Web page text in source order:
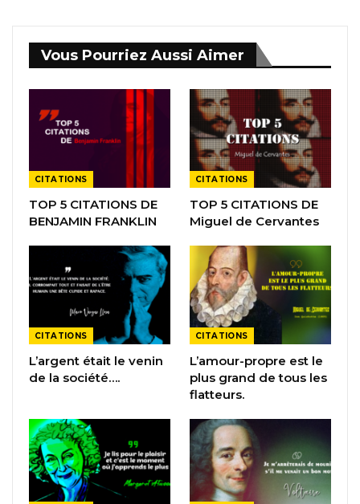
Vous Pourriez Aussi Aimer
CITATIONS
TOP 5 CITATIONS DE
BENJAMIN FRANKLIN
CITATIONS
TOP 5 CITATIONS DE
Miguel de Cervantes
CITATIONS
L’argent était le venin
de la société….
CITATIONS
L’amour-propre est le
plus grand de tous les
flatteurs.